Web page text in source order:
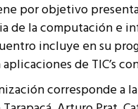
por objetivo
de la computación e
incluye en su
de TIC’s
corresponde